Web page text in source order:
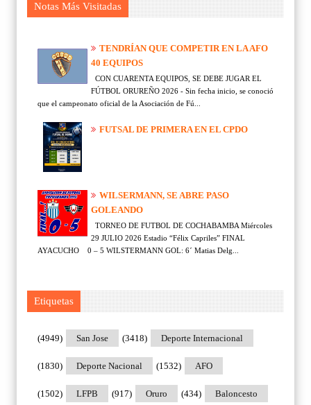
Notas Más Visitadas
TENDRÍAN QUE COMPETIR EN LA AFO
40 EQUIPOS
CON CUARENTA EQUIPOS, SE DEBE JUGAR EL
FÚTBOL ORUREÑO 2026 - Sin fecha inicio, se conoció
que el campeonato oficial de la Asociación de Fú...
FUTSAL DE PRIMERA EN EL CPDO
WILSERMANN, SE ABRE PASO
GOLEANDO
TORNEO DE FUTBOL DE COCHABAMBA Miércoles
29 JULIO 2026 Estadio “Félix Capriles” FINAL
AYACUCHO 0 – 5 WILSTERMANN GOL: 6´ Matias Delg...
Etiquetas
San Jose
(4949) Deporte Internacional
(3418)
Deporte Nacional
(1830) AFO
(1532)
LFPB
(1502) Oruro
(917) Baloncesto
(434)